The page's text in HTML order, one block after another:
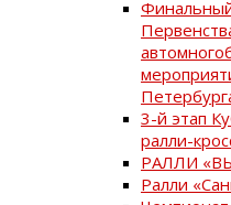
3-й этап
ралли-
РАЛЛИ
Ралли